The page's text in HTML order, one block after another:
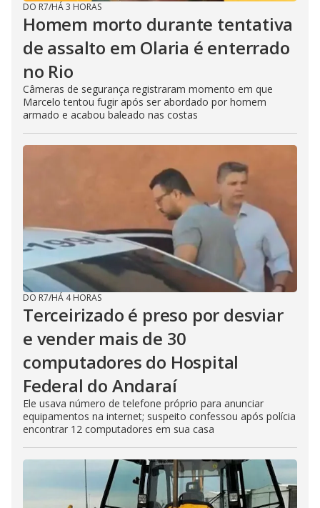
DO R7/HÁ 3 HORAS
Homem morto durante tentativa
de assalto em Olaria é enterrado
no Rio
Câmeras de segurança registraram momento em que
Marcelo tentou fugir após ser abordado por homem
armado e acabou baleado nas costas
DO R7/HÁ 4 HORAS
Terceirizado é preso por desviar
e vender mais de 30
computadores do Hospital
Federal do Andaraí
Ele usava número de telefone próprio para anunciar
equipamentos na internet; suspeito confessou após polícia
encontrar 12 computadores em sua casa